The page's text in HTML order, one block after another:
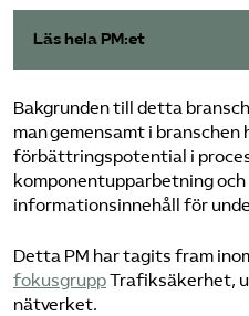
Läs hela PM:et
Bakgrunden till detta
man gemensamt i
förbättringspotential i
komponentupparbetning
informationsinnehåll för
Detta PM har tagits fram
fokusgruppTrafiksäkerhet,
nätverket.